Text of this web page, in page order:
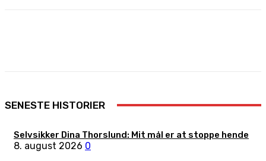
SENESTE HISTORIER
Selvsikker Dina Thorslund: Mit mål er at stoppe hende
8. august 2026 0